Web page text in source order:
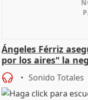
Ángeles Férriz
por los aires" la
SMA
Sonido Totales